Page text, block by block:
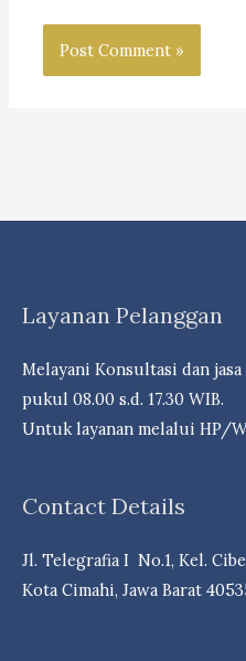
Layanan Pelanggan
Melayani Konsultasi dan
pukul 08.00 s.d. 17.30 WIB.
Untuk layanan melalui HP/
Contact Details
Jl. Telegrafia I No.1, Kel.
Kota Cimahi, Jawa Barat